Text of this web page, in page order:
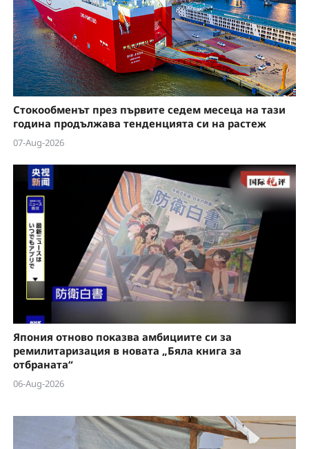
Стокообменът през първите седем месеца на тази
година продължава тенденцията си на растеж
07-Aug-2026
Япония отново показва амбициите си за
ремилитаризация в новата „Бяла книга за
отбраната“
06-Aug-2026